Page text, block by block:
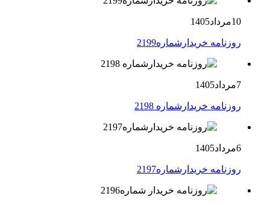
10مرداد1405
روزنامه خریدارشماره2199
7مرداد1405
روزنامه خریدارشماره 2198
6مرداد1405
روزنامه خریدارشماره2197